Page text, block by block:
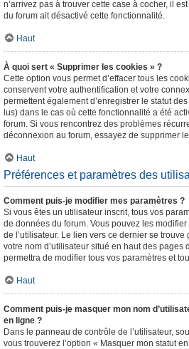
n’arrivez pas à trouver cette case à cocher, il
du forum ait désactivé cette fonctionnalité.
Haut
À quoi sert « Supprimer les cookies » ?
Cette option vous permet d’effacer tous les
conservent votre authentification et votre
permettent également d’enregistrer le statut
lus) dans le cas où cette fonctionnalité a été
forum. Si vous rencontrez des problèmes
déconnexion au forum, essayez de supprimer
Haut
Préférences et paramètres des
Comment puis-je modifier mes paramètres ?
Si vous êtes un utilisateur inscrit, tous vos
de données du forum. Vous pouvez les
de l’utilisateur. Le lien vers ce dernier se
votre nom d’utilisateur situé en haut des pages
permettra de modifier tous vos paramètres et
Haut
Comment puis-je masquer mon nom
en ligne ?
Dans le panneau de contrôle de l’utilisateur,
vous trouverez l’option « Masquer mon statut